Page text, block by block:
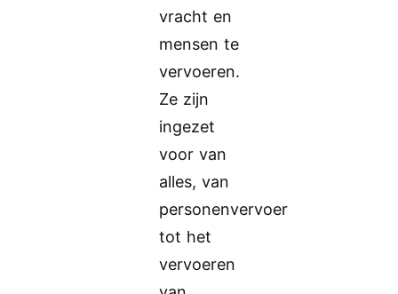
vracht en
mensen te
vervoeren.
Ze zijn
ingezet
voor van
alles, van
personenvervoer
tot het
vervoeren